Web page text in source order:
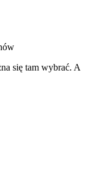
się tam wybrać. A